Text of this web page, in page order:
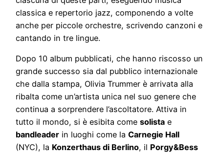
classica e repertorio jazz, componendo a volte
anche per piccole orchestre, scrivendo canzoni e
cantando in tre lingue.
Dopo 10 album pubblicati, che hanno riscosso un
grande successo sia dal pubblico internazionale
che dalla stampa, Olivia Trummer è arrivata alla
ribalta come un’artista unica nel suo genere che
continua a sorprendere l’ascoltatore. Attiva in
tutto il mondo, si è esibita come solista e
bandleader in luoghi come la Carnegie Hall
(NYC), la Konzerthaus di Berlino, il Porgy&Bess